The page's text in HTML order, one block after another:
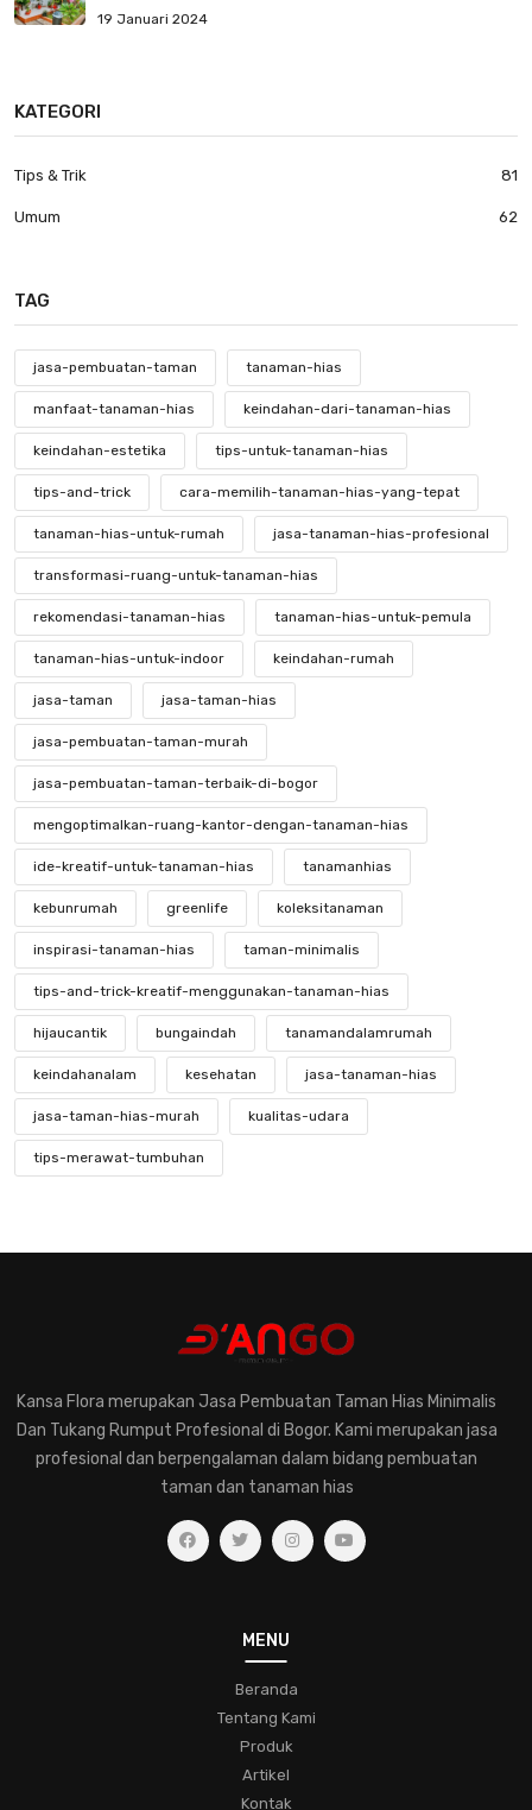
19 Januari 2024
KATEGORI
Tips & Trik 81
Umum 62
TAG
jasa-pembuatan-taman tanaman-hias
manfaat-tanaman-hias keindahan-dari-tanaman-hias
keindahan-estetika tips-untuk-tanaman-hias
tips-and-trick cara-memilih-tanaman-hias-yang-tepat
tanaman-hias-untuk-rumah jasa-tanaman-hias-profesional
transformasi-ruang-untuk-tanaman-hias
rekomendasi-tanaman-hias tanaman-hias-untuk-pemula
tanaman-hias-untuk-indoor keindahan-rumah
jasa-taman jasa-taman-hias
jasa-pembuatan-taman-murah
jasa-pembuatan-taman-terbaik-di-bogor
mengoptimalkan-ruang-kantor-dengan-tanaman-hias
ide-kreatif-untuk-tanaman-hias tanamanhias
kebunrumah greenlife koleksitanaman
inspirasi-tanaman-hias taman-minimalis
tips-and-trick-kreatif-menggunakan-tanaman-hias
hijaucantik bungaindah tanamandalamrumah
keindahanalam kesehatan jasa-tanaman-hias
jasa-taman-hias-murah kualitas-udara
tips-merawat-tumbuhan
jasa-taman-murah
pentingnya-konsultasi-dengan-ahli-tanaman-hias
memilih-tanaman-hias-untuk-rumah
pemahaman-dalam-merawat-tanaman-hias
jasa-pembuatan-taman-hias eksplorasihijau
kecantikanalami ruanghijau
desain-taman
tipstamanhias
pohon-miniatur
trikbertanam
Kansa Flora merupakan Jasa Pembuatan Taman Hias Minimalis
Dan Tukang Rumput Profesional di Bogor. Kami merupakan jasa
profesional dan berpengalaman dalam bidang pembuatan
taman dan tanaman hias
MENU
Beranda
Tentang Kami
Produk
Artikel
Kontak